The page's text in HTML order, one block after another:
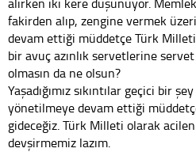
fakirden alıp, zengine vermek
devam ettiği müddetçe Türk
bir avuç azınlık servetlerine
olmasın da ne olsun?
Yaşadığımız sıkıntılar geçici bir
yönetilmeye devam ettiği
gideceğiz. Türk Milleti olarak acilen
devşirmemiz lazım.